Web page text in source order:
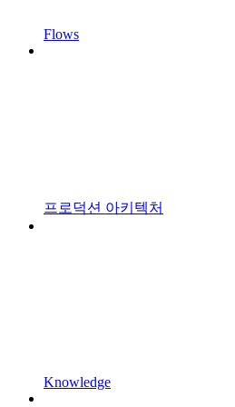
Flows
프로덕션 아키텍처
Knowledge